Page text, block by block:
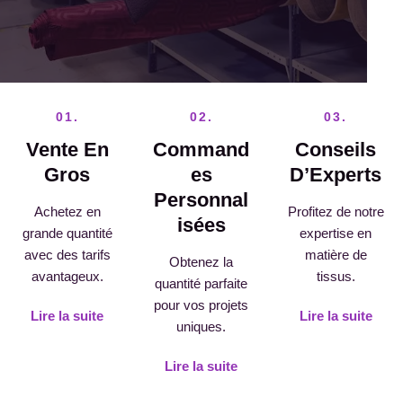
01.
Vente En
Gros
Achetez en
grande quantité
avec des tarifs
avantageux.
Lire la suite
02.
Command
Es
Personnal
Isées
Obtenez la
quantité parfaite
pour vos projets
uniques.
Lire la suite
03.
Conseils
D’Experts
Profitez de notre
expertise en
matière de
tissus.
Lire la suite